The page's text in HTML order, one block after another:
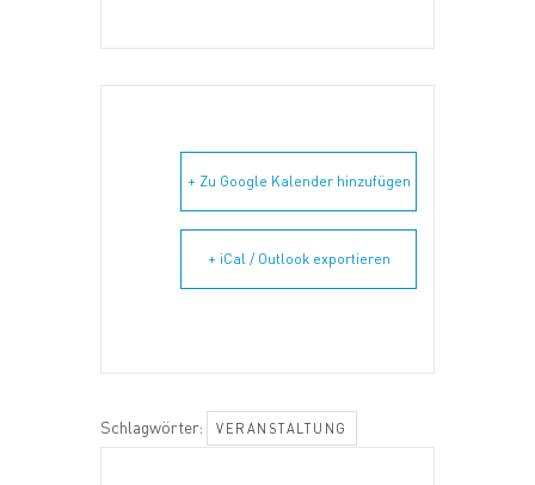
+ Zu Google Kalender hinzufügen
+ iCal / Outlook exportieren
Schlagwörter: VERANSTALTUNG